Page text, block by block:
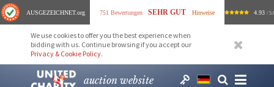
AUSGEZEICHNET.org 751 Bewertungen SEHR GUT Hinweise 4.93 /
We use cookies to offer you the best experience when
bidding with us. Continue browsing if you accept our
Privacy & Cookie Policy.
auction website